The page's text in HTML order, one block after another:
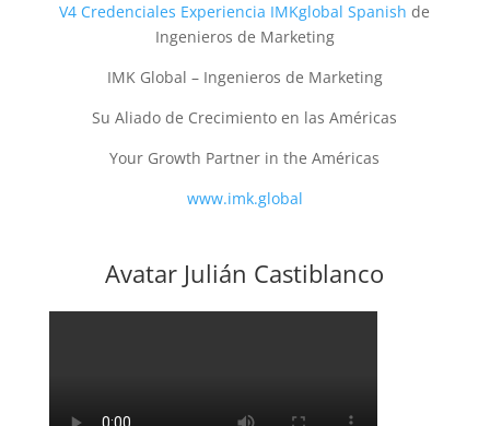
V4 Credenciales Experiencia IMKglobal Spanish de
Ingenieros de Marketing
IMK Global – Ingenieros de Marketing
Su Aliado de Crecimiento en las Américas
Your Growth Partner in the Américas
www.imk.global
Avatar Julián Castiblanco